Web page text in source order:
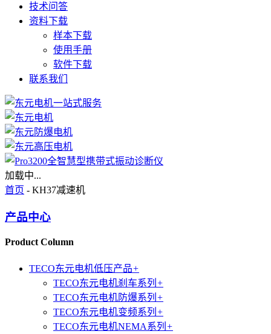
技术问答
资料下载
样本下载
使用手册
软件下载
联系我们
加载中...
首页 - KH37减速机
产品中心
Product Column
TECO东元电机低压产品+
TECO东元电机刹车系列 +
TECO东元电机防爆系列 +
TECO东元电机变频系列 +
TECO东元电机NEMA系列 +